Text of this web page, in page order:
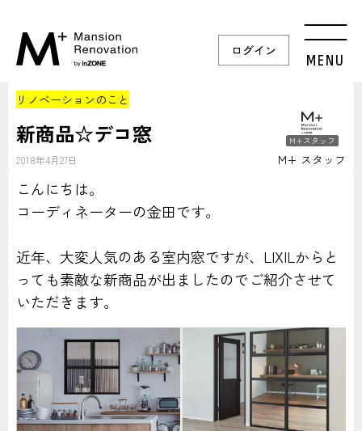
ログイン
MENU
リノベーションのこと
新商品☆デコ窓
2018年4月27日
M+スタッフ
M+ スタッフ
こんにちは。
コーディネーターの金田です。
近年、大変人気のある室内窓ですが、LIXILからと
っても素敵な新商品が出ましたのでご紹介させて
いただきます。